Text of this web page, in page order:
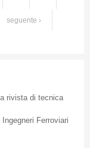
seguente ›
rivista di tecnica
Ingegneri Ferroviari